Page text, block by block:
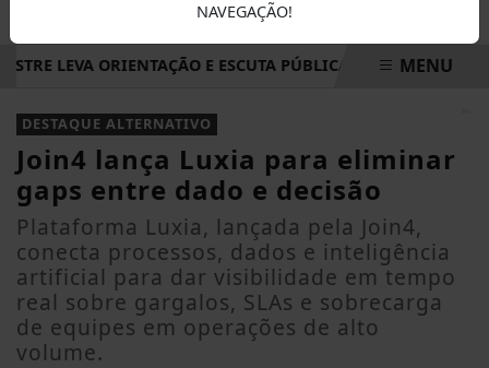
LEVA ORIENTAÇÃO E ESCUTA PÚBLICA A VILA NOVA DE
EM ALTA
MENU
DESTAQUE ALTERNATIVO
Join4 lança Luxia para eliminar
gaps entre dado e decisão
Plataforma Luxia, lançada pela Join4,
conecta processos, dados e inteligência
artificial para dar visibilidade em tempo
real sobre gargalos, SLAs e sobrecarga
de equipes em operações de alto
volume.
NAVEGAÇÃO!